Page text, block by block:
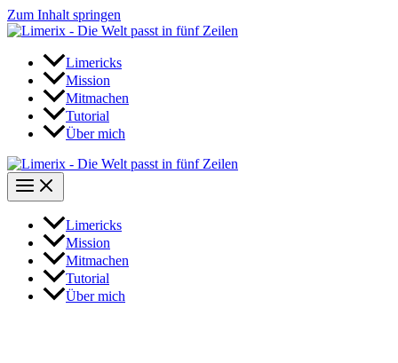
Zum Inhalt springen
Limericks
Mission
Mitmachen
Tutorial
Über mich
Limericks
Mission
Mitmachen
Tutorial
Über mich